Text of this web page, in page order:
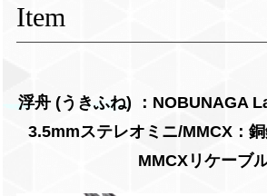
Item
浮舟 (うきふね) ：NOBUNAGA
3.5mmステレオミニ/MMCX：
MMCXリケーブ